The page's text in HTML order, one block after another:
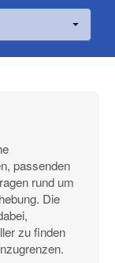
passenden
rund um
Die
zu finden